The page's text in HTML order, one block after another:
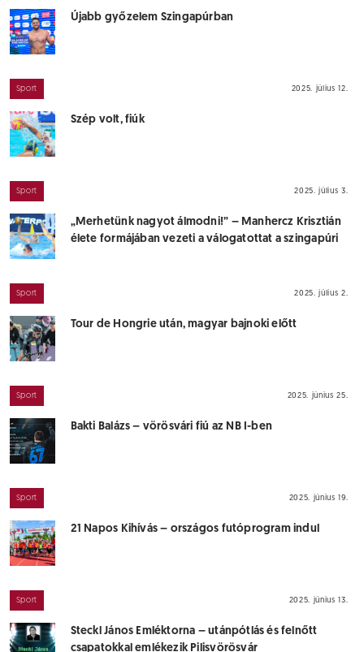
Újabb győzelem Szingapúrban
Sport 2025. július 12.
Szép volt, fiúk
Sport 2025. július 3.
„Merhetünk nagyot álmodni!” – Manhercz Krisztián
élete formájában vezeti a válogatottat a szingapúri
Sport 2025. július 2.
Tour de Hongrie után, magyar bajnoki előtt
Sport 2025. június 25.
Bakti Balázs – vörösvári fiú az NB I-ben
Sport 2025. június 19.
21 Napos Kihívás – országos futóprogram indul
Sport 2025. június 13.
Steckl János Emléktorna – utánpótlás és felnőtt
csapatokkal emlékezik Pilisvörösvár